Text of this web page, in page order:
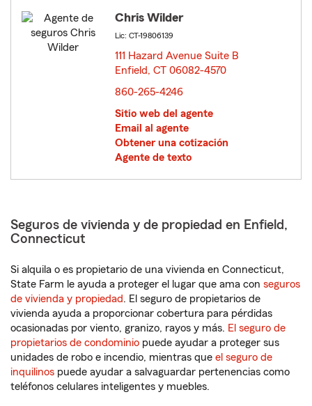
Chris Wilder
Lic: CT-19806139
111 Hazard Avenue Suite B
Enfield, CT 06082-4570
860-265-4246
Sitio web del agente
Email al agente
Obtener una cotización
Agente de texto
Seguros de vivienda y de propiedad en Enfield,
Connecticut
Si alquila o es propietario de una vivienda en Connecticut,
State Farm le ayuda a proteger el lugar que ama con seguros
de vivienda y propiedad. El seguro de propietarios de
vivienda ayuda a proporcionar cobertura para pérdidas
ocasionadas por viento, granizo, rayos y más. El seguro de
propietarios de condominio puede ayudar a proteger sus
unidades de robo e incendio, mientras que el seguro de
inquilinos puede ayudar a salvaguardar pertenencias como
teléfonos celulares inteligentes y muebles.